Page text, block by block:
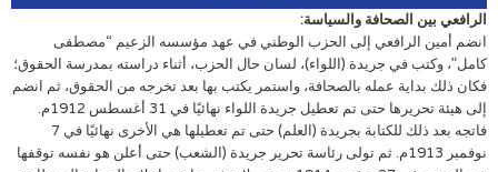
الرافعي بين الصحافة والسياسة:
انضم أمين الرافعي إلى الحزب الوطني في عهد مؤسسه الزعيم “مصطفى
كامل”، وكتب في جريدة (اللواء)، لسان حال الحزب، أثناء دراسته بمدرسة الحقوق؛
فكان ذلك بداية عمله بالصحافة، واستمر يكتب بها بعد تخرجه من الحقوق، ثم انضم
إلى هيئة تحريرها حتى تم تعطيل جريدة اللواء نهائيًا في 31 أغسطس 1912م.
فاتجه بعد ذلك للكتابة بجريدة (العلم) حتى تم تعطيلها هي الأخرى نهائيًا في 7
نوفمبر 1913م. ثم تولى رئاسة تحرير جريدة (الشعب) حتى أعلن هو نفسه توقفها